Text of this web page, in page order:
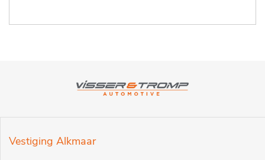
Vestiging Alkmaar